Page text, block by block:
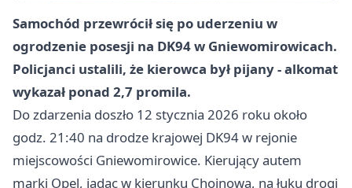
Samochód przewrócił się po uderzeniu w
ogrodzenie posesji na DK94 w Gniewomirowicach.
Policjanci ustalili, że kierowca był pijany - alkomat
wykazał ponad 2,7 promila.
Do zdarzenia doszło 12 stycznia 2026 roku około
godz. 21:40 na drodze krajowej DK94 w rejonie
miejscowości Gniewomirowice. Kierujący autem
marki Opel, jadąc w kierunku Chojnowa, na łuku drogi